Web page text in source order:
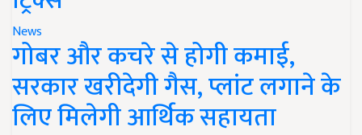
News
गोबर और कचरे से होगी कमाई,
सरकार खरीदेगी गैस, प्लांट लगाने के
लिए मिलेगी आर्थिक सहायता